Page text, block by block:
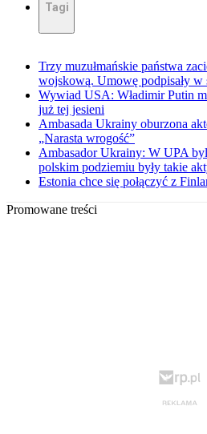
Tagi
Trzy muzułmańskie państwa
wojskową. Umowę podpisały w
Wywiad USA: Władimir Putin
już tej jesieni
Ambasada Ukrainy oburzona
„Narasta wrogość”
Ambasador Ukrainy: W UPA
polskim podziemiu były takie
Estonia chce się połączyć z
Promowane treści